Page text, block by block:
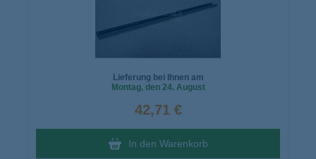
Lieferung bei Ihnen am
Montag, den 24. August
42,71 €
In den Warenkorb